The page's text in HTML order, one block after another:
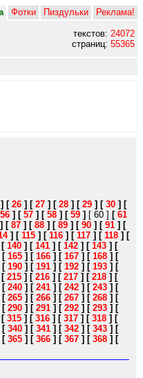
Фотки Пиздульки Реклама!
текстов: 24072
страниц: 55365
] [ 26 ] [ 27 ] [ 28 ] [ 29 ] [ 30 ] [
56 ] [ 57 ] [ 58 ] [ 59 ] [ 60 ] [ 61
] [ 87 ] [ 88 ] [ 89 ] [ 90 ] [ 91 ] [
] [ 115 ] [ 116 ] [ 117 ] [ 118 ] [
[ 140 ] [ 141 ] [ 142 ] [ 143 ] [
[ 165 ] [ 166 ] [ 167 ] [ 168 ] [
[ 190 ] [ 191 ] [ 192 ] [ 193 ] [
[ 215 ] [ 216 ] [ 217 ] [ 218 ] [
[ 240 ] [ 241 ] [ 242 ] [ 243 ] [
[ 265 ] [ 266 ] [ 267 ] [ 268 ] [
[ 290 ] [ 291 ] [ 292 ] [ 293 ] [
[ 315 ] [ 316 ] [ 317 ] [ 318 ] [
[ 340 ] [ 341 ] [ 342 ] [ 343 ] [
[ 365 ] [ 366 ] [ 367 ] [ 368 ] [